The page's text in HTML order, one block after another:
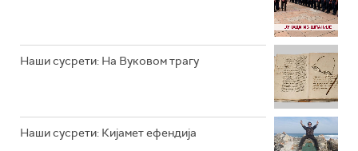
Наши сусрети: На Вуковом трагу
Наши сусрети: Кијамет ефендија